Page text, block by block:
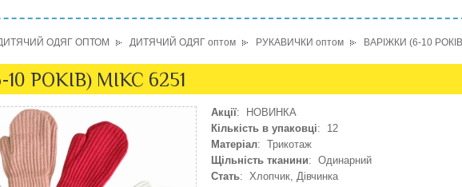
ОДЯГ ОПТОМ ДИТЯЧИЙ ОДЯГ оптом РУКАВИЧКИ оптом ВАРІЖКИ (6-10
РОКІВ) МІКС 6251
Акції: НОВИНКА
Кількість в упаковці: 12
Матеріал: Трикотаж
Щільність тканини: Одинарний
Стать: Хлопчик, Дівчинка